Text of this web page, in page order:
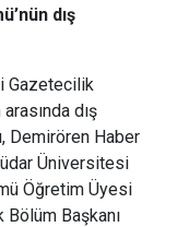
dış
Gazetecilik
dış
Demirören Haber
Üniversitesi
Öğretim Üyesi
Başkanı